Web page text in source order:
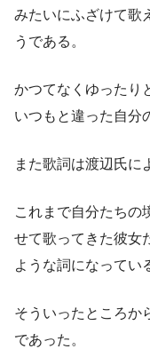
みたいにふざけて歌
うである。
かつてなくゆったり
いつもと違った自分
また歌詞は渡辺氏に
これまで自分たちの
せて歌ってきた彼女
ような詞になってい
そういったところか
であった。